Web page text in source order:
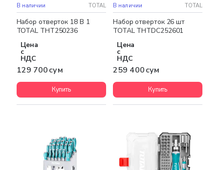
В наличии TOTAL
Набор отверток 18 В 1
TOTAL THT250236
Цена
с
НДС
129 700 сум
Купить
В наличии TOTAL
Набор отверток 26 шт
TOTAL THTDC252601
Цена
с
НДС
259 400 сум
Купить